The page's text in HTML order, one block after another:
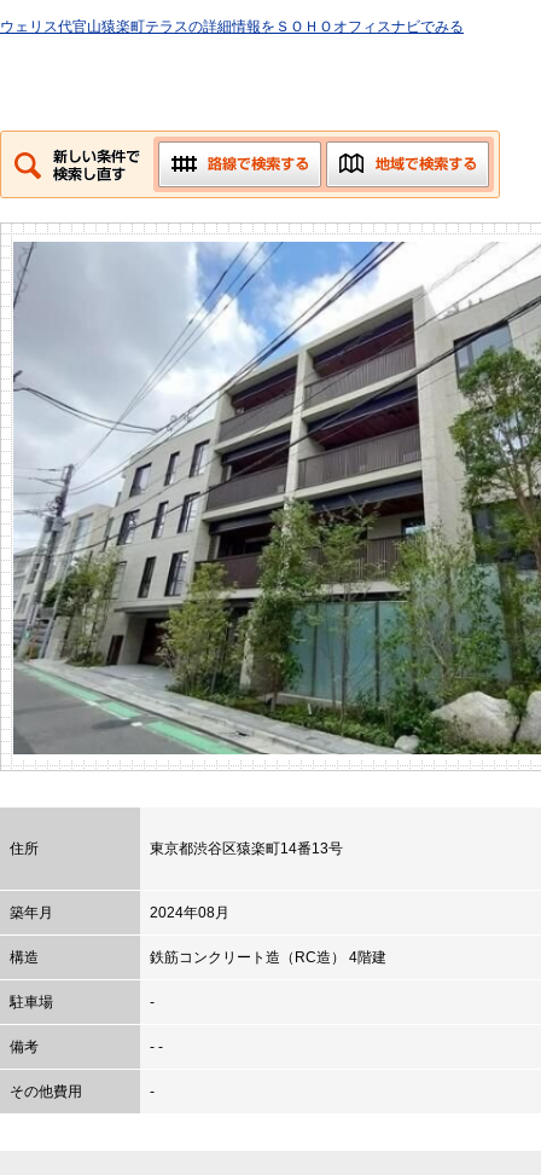
ウェリス代官⼭猿楽町テラスの詳細情報をＳＯＨＯオフィスナビでみる
住所 東京都渋谷区猿楽町14番13号
築年月 2024年08月
構造 鉄筋コンクリート造（RC造） 4階建
駐車場 -
備考 - -
その他費用 -